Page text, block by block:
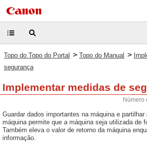
Topo do Topo do Portal > Topo do Manual >
segurança
Implementar medidas de
Número
Guardar dados importantes na máquina e
máquina permite que a máquina seja utilizada de
Também eleva o valor de retorno da máquina
informação.